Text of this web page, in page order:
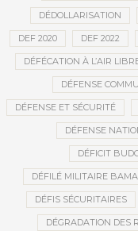
DÉDOLLARISATION
DEF 2020 DEF 2022
DÉFÉCATION À L’AIR
DÉFENSE
DÉFENSE ET SÉCURITÉ
DÉFENSE
DÉFICIT
DÉFILÉ MILITAIRE
DÉFIS SÉCURITAIRES
DÉGRADATION DES